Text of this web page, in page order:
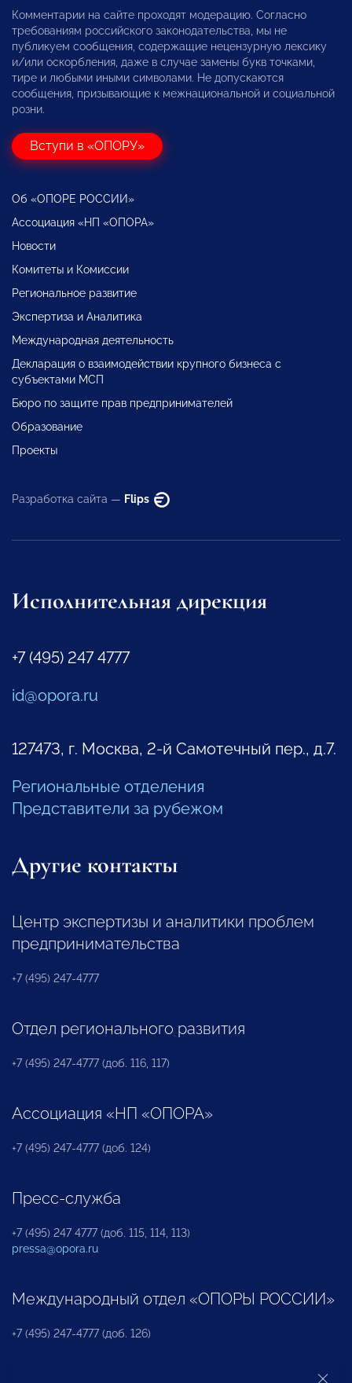
Комментарии на сайте проходят модерацию. Согласно
требованиям российского законодательства, мы не
публикуем сообщения, содержащие нецензурную лексику
и/или оскорбления, даже в случае замены букв точками,
тире и любыми иными символами. Не допускаются
сообщения, призывающие к межнациональной и социальной
розни.
Вступи в «ОПОРУ»
Об «ОПОРЕ РОССИИ»
Ассоциация «НП «ОПОРА»
Новости
Комитеты и Комиссии
Региональное развитие
Экспертиза и Аналитика
Международная деятельность
Декларация о взаимодействии крупного бизнеса с
субъектами МСП
Бюро по защите прав предпринимателей
Образование
Проекты
Разработка сайта — Flips
Исполнительная дирекция
+7 (495) 247 4777
id@opora.ru
127473, г. Москва, 2-й Самотечный пер., д.7.
Региональные отделения
Представители за рубежом
Другие контакты
Центр экспертизы и аналитики проблем
предпринимательства
+7 (495) 247-4777
Отдел регионального развития
+7 (495) 247-4777 (доб. 116, 117)
Ассоциация «НП «ОПОРА»
+7 (495) 247-4777 (доб. 124)
Пресс-служба
+7 (495) 247 4777 (доб. 115, 114, 113)
pressa@opora.ru
Международный отдел «ОПОРЫ РОССИИ»
+7 (495) 247-4777 (доб. 126)